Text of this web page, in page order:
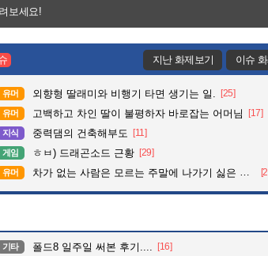
보세요!
지난 화제보기 이슈
유머 외향형 딸래미와 비행기 타면 생기는 일. [25]
유머 고백하고 차인 딸이 불평하자 바로잡는 어머님 [17]
지식 중력댐의 건축해부도 [11]
게임 ㅎㅂ) 드래곤소드 근황 [29]
유머 차가 없는 사람은 모르는 주말에 나가기 싫은 이유
기타 폴드8 일주일 써본 후기.... [16]